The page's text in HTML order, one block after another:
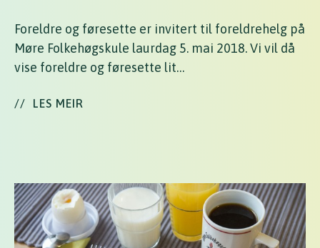
Foreldre og føresette er invitert til foreldrehelg på
Møre Folkehøgskule laurdag 5. mai 2018. Vi vil då
vise foreldre og føresette lit…
// LES MEIR